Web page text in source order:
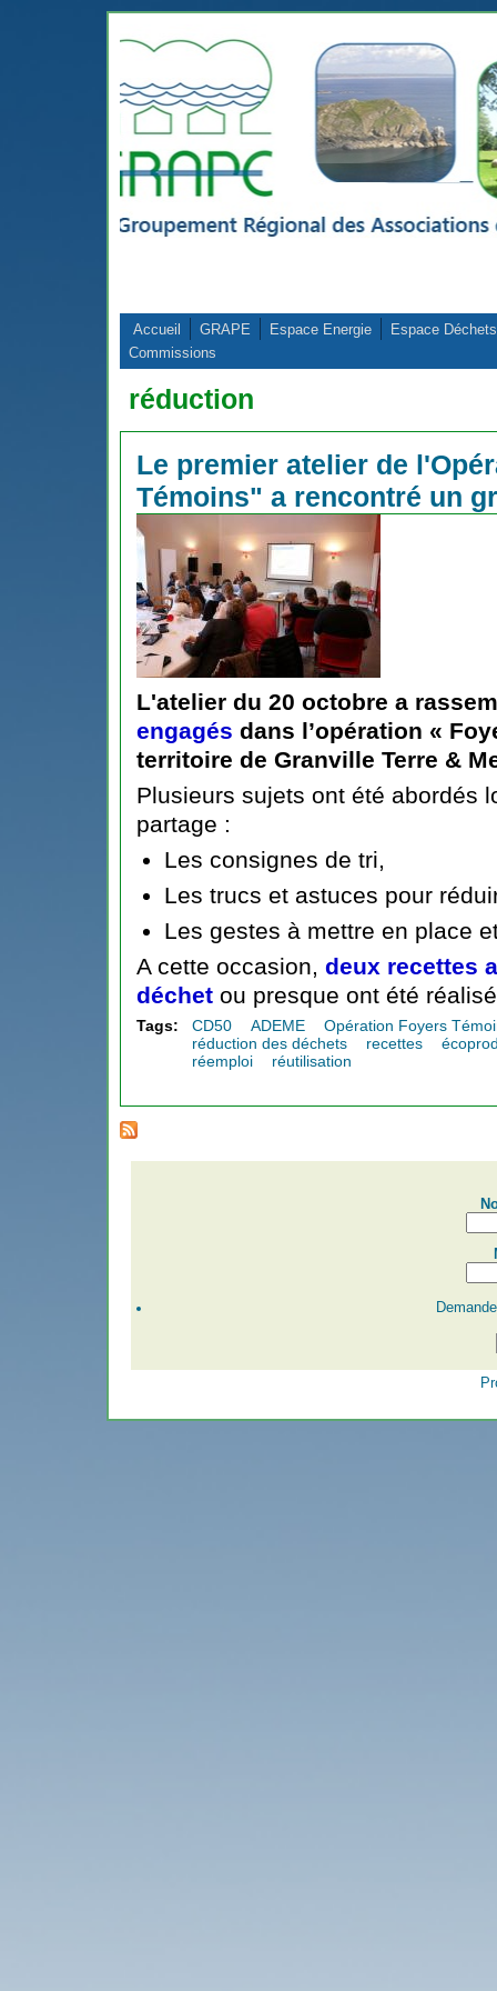
Accueil GRAPE Espace Energie
Espace Déchets
Commissions
réduction
Le premier atelier de
Témoins" a rencontré un
L'atelier du 20 octobre a
engagés dans l’opération «
territoire de Granville Terre &
Plusieurs sujets ont été abordés
partage :
Les consignes de tri,
Les trucs et astuces pour
Les gestes à mettre en place
A cette occasion, deux recettes
déchet ou presque ont été
Tags: CD50 ADEME
Opération Foyers
réduction des déchets
recettes
réemploi
réutilisation